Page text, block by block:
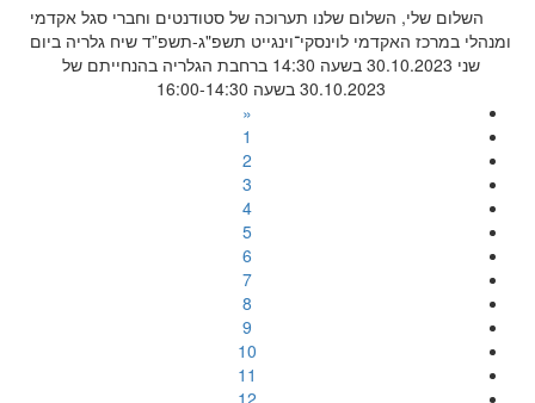
השלום שלי, השלום שלנו תערוכה של סטודנטים וחברי סגל אקדמי
ומנהלי במרכז האקדמי לוינסקי־וינגייט תשפ"ג-תשפ”ד שיח גלריה ביום
שני 30.10.2023 בשעה 14:30 ברחבת הגלריה בהנחייתם של
30.10.2023 בשעה 16:00-14:30
«
1
2
3
4
5
6
7
8
9
10
11
12